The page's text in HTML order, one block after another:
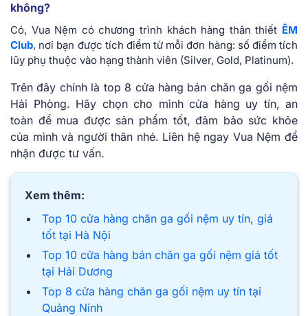
không?
Có, Vua Nệm có chương trình khách hàng thân thiết ÊM
Club, nơi bạn được tích điểm từ mỗi đơn hàng: số điểm tích
lũy phụ thuộc vào hạng thành viên (Silver, Gold, Platinum).
Trên đây chính là top 8 cửa hàng bán chăn ga gối nệm
Hải Phòng. Hãy chọn cho mình cửa hàng uy tín, an
toàn để mua được sản phẩm tốt, đảm bảo sức khỏe
của mình và người thân nhé. Liên hệ ngay Vua Nệm để
nhận được tư vấn.
Xem thêm:
Top 10 cửa hàng chăn ga gối nệm uy tín, giá
tốt tại Hà Nội
Top 10 cửa hàng bán chăn ga gối nệm giá tốt
tại Hải Dương
Top 8 cửa hàng chăn ga gối nệm uy tín tại
Quảng Ninh